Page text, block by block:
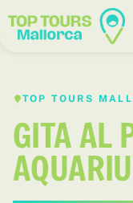
TOP TOURS
GITA AL